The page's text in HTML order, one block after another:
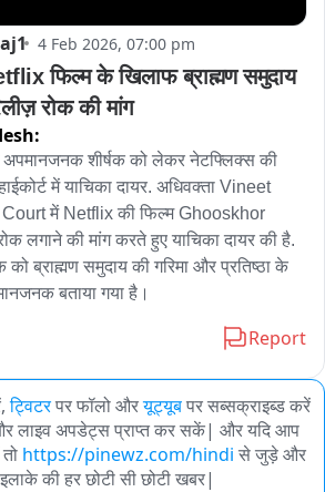
4 Feb 2026, 07:00 pm
फिल्म के खिलाफ ब्राह्मण समुदाय
रोक की मांग
अपमानजनक शीर्षक को लेकर नेटफ्लिक्स की
में याचिका दायर. अधिवक्ता Vineet
में Netflix की फिल्म Ghooskhor
लगाने की मांग करते हुए याचिका दायर की है.
को ब्राह्मण समुदाय की गरिमा और प्रतिष्ठा के
बताया गया है।
Report
ट्विटरपर फॉलो औरयूट्यूबपर सब्सक्राइब्ड करें
लाइव अपडेट्स प्राप्त कर सकें| और यदि आप
https://pinewz.com/hindi से जुड़े और
की हर छोटी सी छोटी खबर|